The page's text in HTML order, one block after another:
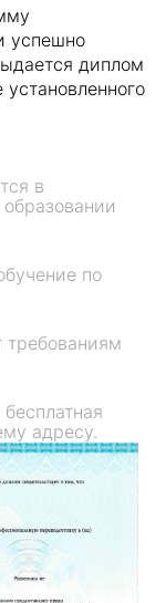
успешно
диплом
в
по
требованиям
адресу.